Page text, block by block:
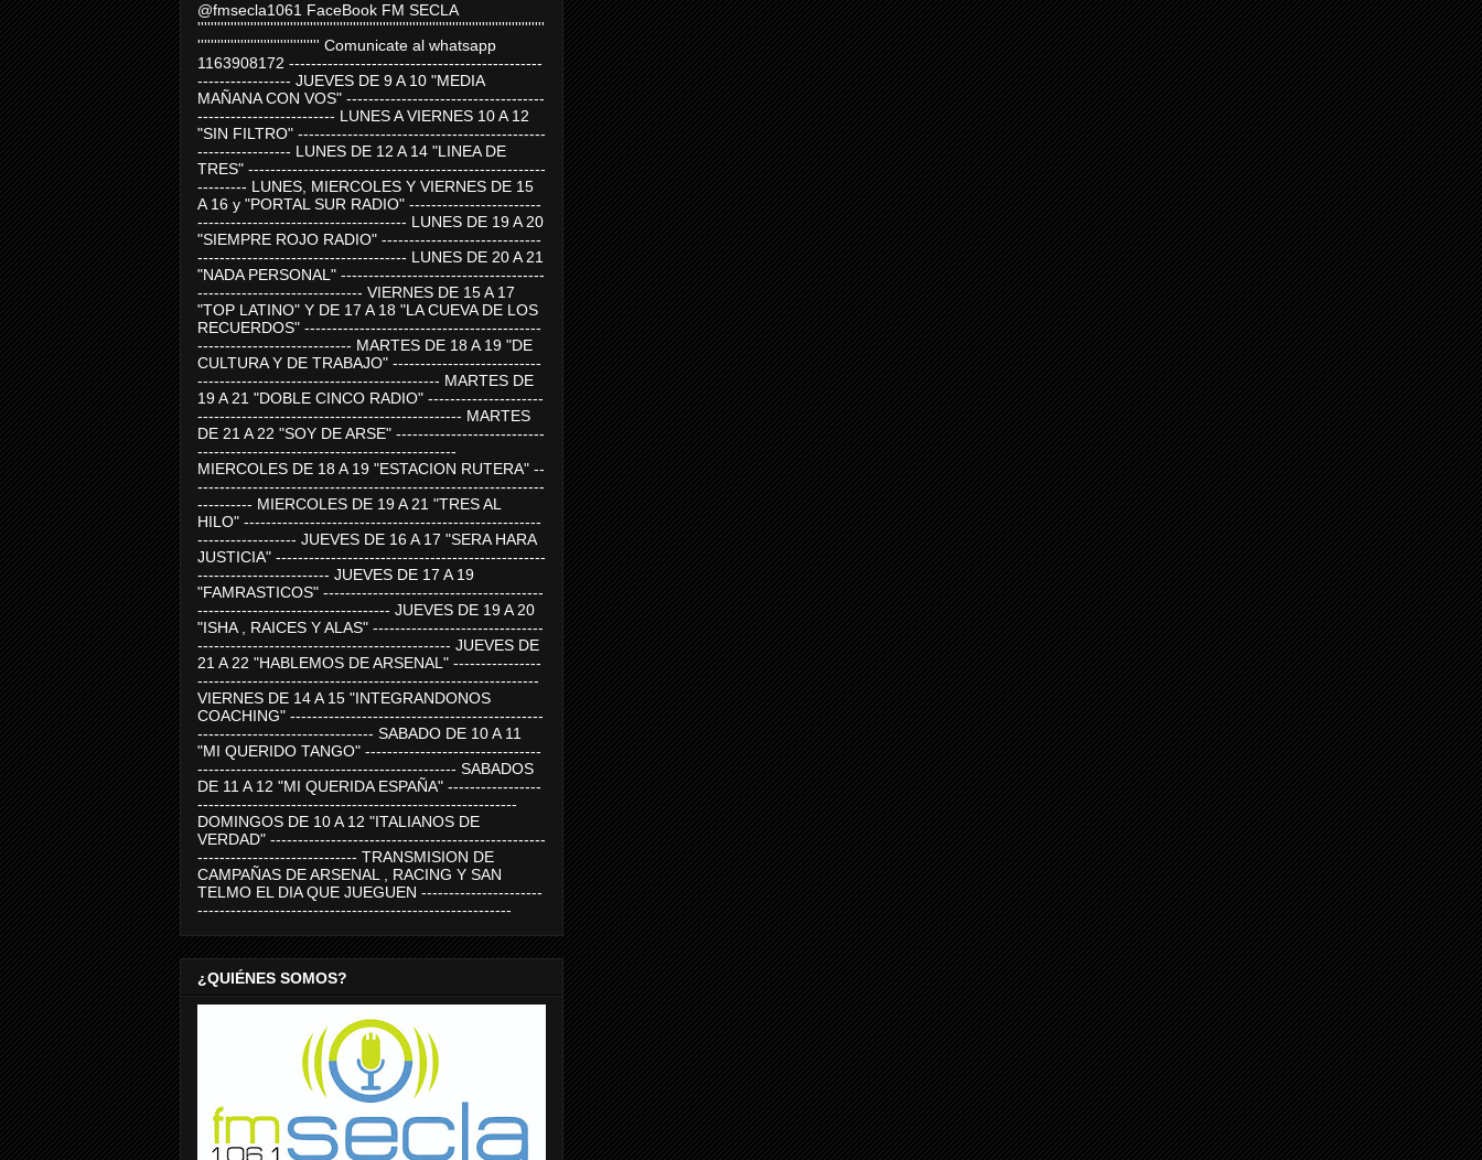
@fmsecla1061 FaceBook FM SECLA
'''''''''''''''''''''''''''''''''''''''''''''''''''''''''''''''''''''''''''''''''''''''''''''''''''''''''
''''''''''''''''''''''''''''''''''''' Comunicate al whatsapp
1163908172 ----------------------------------------------
----------------- JUEVES DE 9 A 10 "MEDIA
MAÑANA CON VOS" ------------------------------------
------------------------- LUNES A VIERNES 10 A 12
"SIN FILTRO" ---------------------------------------------
----------------- LUNES DE 12 A 14 "LINEA DE
TRES" ------------------------------------------------------
--------- LUNES, MIERCOLES Y VIERNES DE 15
A 16 y "PORTAL SUR RADIO" ------------------------
-------------------------------------- LUNES DE 19 A 20
"SIEMPRE ROJO RADIO" -----------------------------
-------------------------------------- LUNES DE 20 A 21
"NADA PERSONAL" -------------------------------------
------------------------------ VIERNES DE 15 A 17
"TOP LATINO" Y DE 17 A 18 "LA CUEVA DE LOS
RECUERDOS" -------------------------------------------
---------------------------- MARTES DE 18 A 19 "DE
CULTURA Y DE TRABAJO" ---------------------------
-------------------------------------------- MARTES DE
19 A 21 "DOBLE CINCO RADIO" ---------------------
------------------------------------------------ MARTES
DE 21 A 22 "SOY DE ARSE" ---------------------------
-----------------------------------------------
MIERCOLES DE 18 A 19 "ESTACION RUTERA" --
---------------------------------------------------------------
---------- MIERCOLES DE 19 A 21 "TRES AL
HILO" ------------------------------------------------------
------------------ JUEVES DE 16 A 17 "SERA HARA
JUSTICIA" -------------------------------------------------
------------------------ JUEVES DE 17 A 19
"FAMRASTICOS" ----------------------------------------
----------------------------------- JUEVES DE 19 A 20
"ISHA , RAICES Y ALAS" -------------------------------
---------------------------------------------- JUEVES DE
21 A 22 "HABLEMOS DE ARSENAL" ----------------
--------------------------------------------------------------
VIERNES DE 14 A 15 "INTEGRANDONOS
COACHING" ----------------------------------------------
-------------------------------- SABADO DE 10 A 11
"MI QUERIDO TANGO" --------------------------------
----------------------------------------------- SABADOS
DE 11 A 12 "MI QUERIDA ESPAÑA" -----------------
----------------------------------------------------------
DOMINGOS DE 10 A 12 "ITALIANOS DE
VERDAD" --------------------------------------------------
----------------------------- TRANSMISION DE
CAMPAÑAS DE ARSENAL , RACING Y SAN
TELMO EL DIA QUE JUEGUEN ----------------------
---------------------------------------------------------
¿QUIÉNES SOMOS?